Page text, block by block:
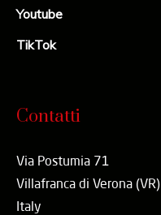
Youtube
TikTok
Contatti
Via Postumia 71
Villafranca di Verona (VR)
Italy